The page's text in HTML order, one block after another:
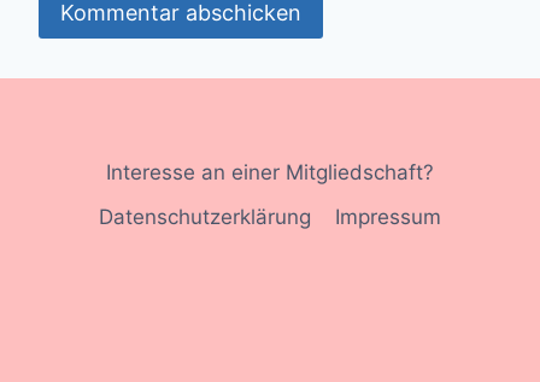
Interesse an einer Mitgliedschaft?
Datenschutzerklärung
Impressum